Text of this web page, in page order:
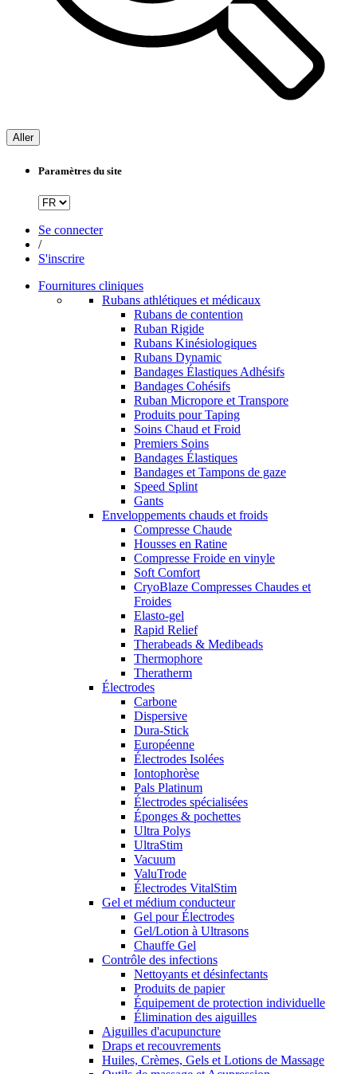
Aller
Paramètres du site
Se connecter
/
S'inscrire
Fournitures cliniques
Rubans athlétiques et médicaux
Rubans de contention
Ruban Rigide
Rubans Kinésiologiques
Rubans Dynamic
Bandages Élastiques Adhésifs
Bandages Cohésifs
Ruban Micropore et Transpore
Produits pour Taping
Soins Chaud et Froid
Premiers Soins
Bandages Élastiques
Bandages et Tampons de gaze
Speed Splint
Gants
Enveloppements chauds et froids
Compresse Chaude
Housses en Ratine
Compresse Froide en vinyle
Soft Comfort
CryoBlaze Compresses Chaudes et
Froides
Elasto-gel
Rapid Relief
Therabeads & Medibeads
Thermophore
Theratherm
Électrodes
Carbone
Dispersive
Dura-Stick
Européenne
Électrodes Isolées
Iontophorèse
Pals Platinum
Électrodes spécialisées
Éponges & pochettes
Ultra Polys
UltraStim
Vacuum
ValuTrode
Électrodes VitalStim
Gel et médium conducteur
Gel pour Électrodes
Gel/Lotion à Ultrasons
Chauffe Gel
Contrôle des infections
Nettoyants et désinfectants
Produits de papier
Équipement de protection individuelle
Élimination des aiguilles
Aiguilles d'acupuncture
Draps et recouvrements
Huiles, Crèmes, Gels et Lotions de Massage